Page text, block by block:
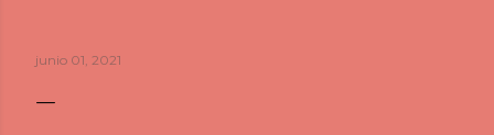
junio 01, 2021